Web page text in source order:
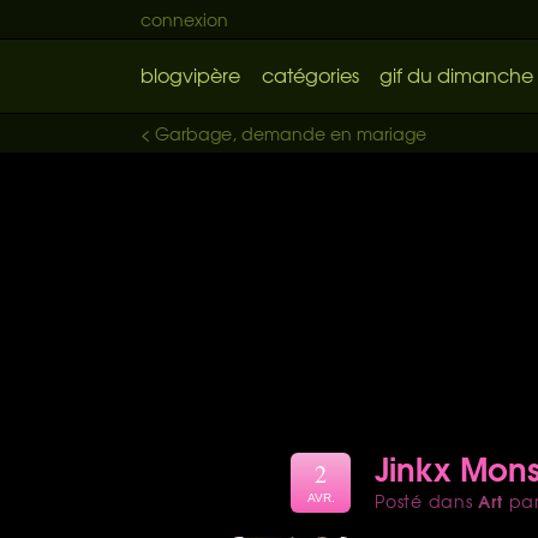
connexion
blogvipère catégories gif du dimanche
< Garbage, demande en mariage
Jinkx
Posté dansArt par
2
AVR.